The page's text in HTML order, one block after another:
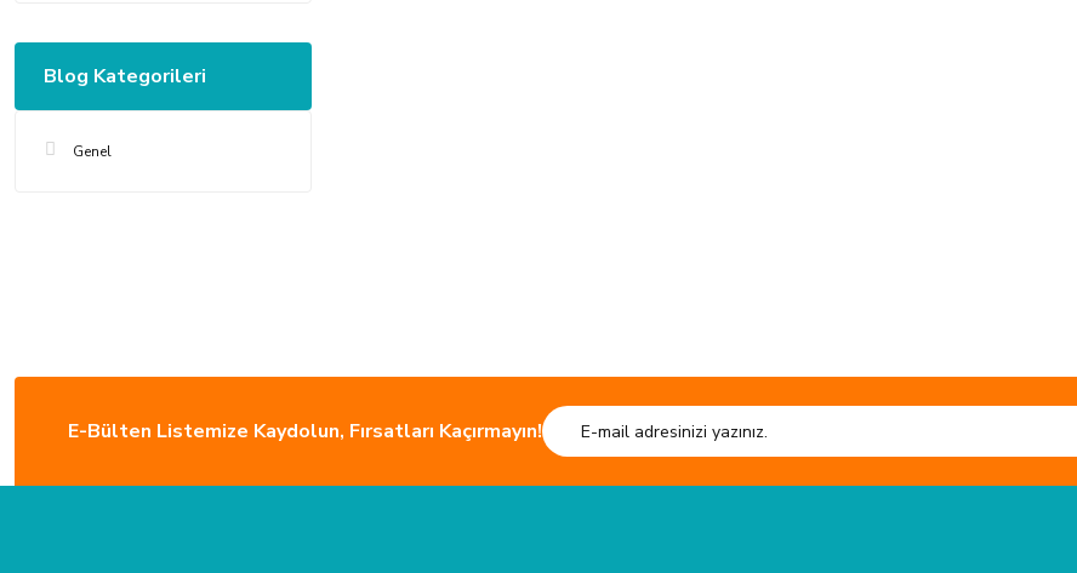
Blog Kategorileri
Genel
ÜCRETSİZ KARGO HIZLI GÖNDERİ
E-Bülten Listemize Kaydolun, Fırsatları Kaçırmayın!